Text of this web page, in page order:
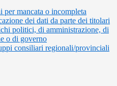
per mancata o incompleta
dei dati da parte dei titolari
politici, di amministrazione, di
o di governo
consiliari regionali/provinciali